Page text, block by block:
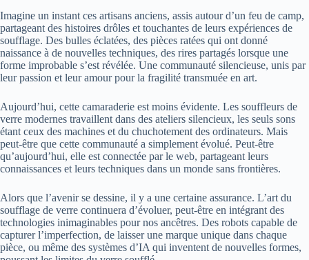
Imagine un instant ces artisans anciens, assis autour d’un feu de camp,
partageant des histoires drôles et touchantes de leurs expériences de
soufflage. Des bulles éclatées, des pièces ratées qui ont donné
naissance à de nouvelles techniques, des rires partagés lorsque une
forme improbable s’est révélée. Une communauté silencieuse, unis par
leur passion et leur amour pour la fragilité transmuée en art.
Aujourd’hui, cette camaraderie est moins évidente. Les souffleurs de
verre modernes travaillent dans des ateliers silencieux, les seuls sons
étant ceux des machines et du chuchotement des ordinateurs. Mais
peut-être que cette communauté a simplement évolué. Peut-être
qu’aujourd’hui, elle est connectée par le web, partageant leurs
connaissances et leurs techniques dans un monde sans frontières.
Alors que l’avenir se dessine, il y a une certaine assurance. L’art du
soufflage de verre continuera d’évoluer, peut-être en intégrant des
technologies inimaginables pour nos ancêtres. Des robots capable de
capturer l’imperfection, de laisser une marque unique dans chaque
pièce, ou même des systèmes d’IA qui inventent de nouvelles formes,